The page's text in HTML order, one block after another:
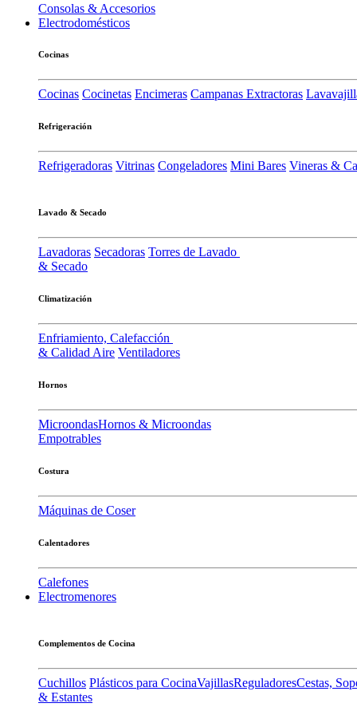
Consolas & Accesorios
Electrodomésticos
Cocinas
Cocinas Cocinetas Encimeras Campanas Extractoras
Refrigeración
Refrigeradoras Vitrinas Congeladores Mini Bares Vineras &
Lavado & Secado
Lavadoras Secadoras Torres de Lavado
& Secado
Climatización
Enfriamiento, Calefacción
& Calidad Aire Ventiladores
Hornos
MicroondasHornos & Microondas
Empotrables
Costura
Máquinas de Coser
Calentadores
Calefones
Electromenores
Complementos de Cocina
Cuchillos Plásticos para CocinaVajillasReguladoresCestas,
& Estantes